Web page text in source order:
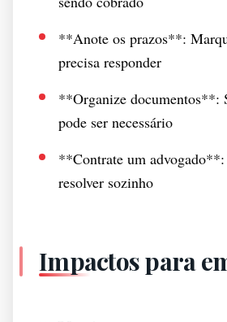
**Anote os prazos**:
precisa responder
**Organize documentos**:
pode ser necessário
**Contrate um
resolver sozinho
Impactos para